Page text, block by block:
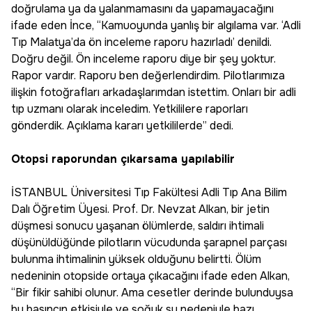
doğrulama ya da yalanmamasını da yapamayacağını
ifade eden İnce, “Kamuoyunda yanlış bir algılama var. ‘Adli
Tıp Malatya’da ön inceleme raporu hazırladı’ denildi.
Doğru değil. Ön inceleme raporu diye bir şey yoktur.
Rapor vardır. Raporu ben değerlendirdim. Pilotlarımıza
ilişkin fotoğrafları arkadaşlarımdan istettim. Onları bir adli
tıp uzmanı olarak inceledim. Yetkililere raporları
gönderdik. Açıklama kararı yetkililerde” dedi.
Otopsi raporundan çıkarsama yapılabilir
İSTANBUL Üniversitesi Tıp Fakültesi Adli Tıp Ana Bilim
Dalı Öğretim Üyesi. Prof. Dr. Nevzat Alkan, bir jetin
düşmesi sonucu yaşanan ölümlerde, saldırı ihtimali
düşünüldüğünde pilotların vücudunda şarapnel parçası
bulunma ihtimalinin yüksek olduğunu belirtti. Ölüm
nedeninin otopside ortaya çıkacağını ifade eden Alkan,
“Bir fikir sahibi olunur. Ama cesetler derinde bulunduysa